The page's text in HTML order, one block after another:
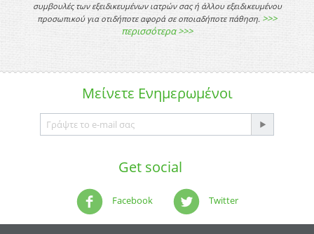
συμβουλές των εξειδικευμένων ιατρών σας ή άλλου εξειδικευμένου
προσωπικού για οτιδήποτε αφορά σε οποιαδήποτε πάθηση. >>>
περισσότερα >>>
Μείνετε Ενημερωμένοι
Get social
Facebook Twitter